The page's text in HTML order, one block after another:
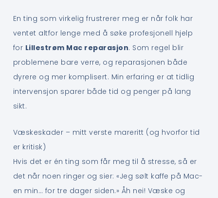
En ting som virkelig frustrerer meg er når folk har
ventet altfor lenge med å søke profesjonell hjelp
for Lillestrøm Mac reparasjon. Som regel blir
problemene bare verre, og reparasjonen både
dyrere og mer komplisert. Min erfaring er at tidlig
intervensjon sparer både tid og penger på lang
sikt.
Væskeskader – mitt verste mareritt (og hvorfor tid
er kritisk)
Hvis det er én ting som får meg til å stresse, så er
det når noen ringer og sier: «Jeg sølt kaffe på Mac-
en min… for tre dager siden.» Åh nei! Væske og